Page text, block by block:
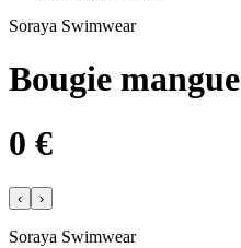
Soraya Swimwear
Bougie mangue
0 €
‹ ›
Soraya Swimwear